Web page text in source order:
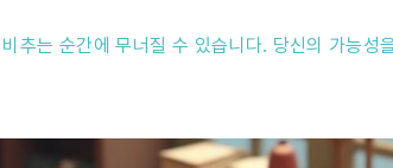
추는 순간에 무너질 수 있습니다. 당신의 가능성